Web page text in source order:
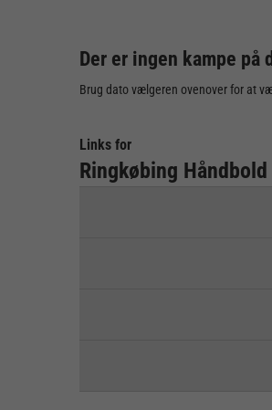
Der er ingen kampe på
Brug dato vælgeren ovenover for at
Links for
Ringkøbing Håndbold